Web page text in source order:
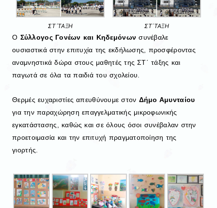
ΣΤ΄ΤΑΞΗ ΣΤ΄ΤΑΞΗ
Ο Σύλλογος Γονέων και Κηδεμόνων συνέβαλε
ουσιαστικά στην επιτυχία της εκδήλωσης, προσφέροντας
αναμνηστικά δώρα στους μαθητές της ΣΤ΄ τάξης και
παγωτά σε όλα τα παιδιά του σχολείου.
Θερμές ευχαριστίες απευθύνουμε στον Δήμο Αμυνταίου
για την παραχώρηση επαγγελματικής μικροφωνικής
εγκατάστασης, καθώς και σε όλους όσοι συνέβαλαν στην
προετοιμασία και την επιτυχή πραγματοποίηση της
γιορτής.